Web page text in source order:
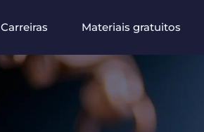
Carreiras Materiais gratuitos